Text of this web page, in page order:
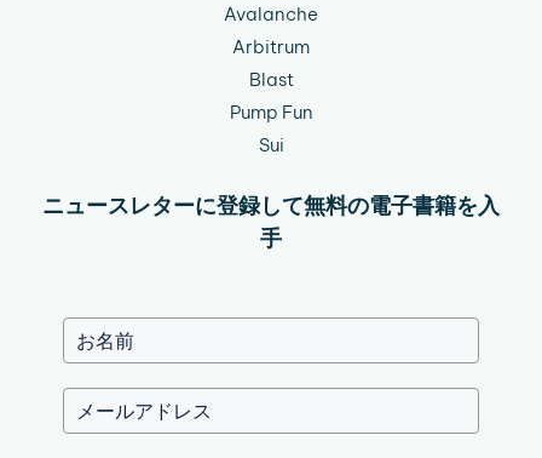
Avalanche
Arbitrum
Blast
Pump Fun
Sui
ニュースレターに登録して無料の電子書籍を入
手